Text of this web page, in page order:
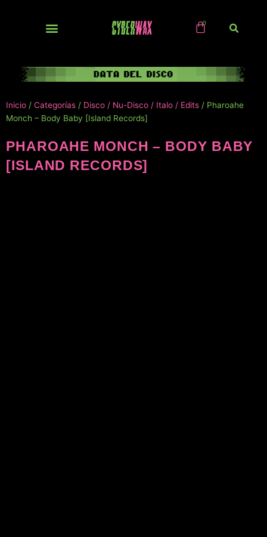
Inicio / Categorías / Disco / Nu-Disco / Italo / Edits / Pharoahe
Monch – Body Baby [Island Records]
PHAROAHE MONCH – BODY BABY
[ISLAND RECORDS]